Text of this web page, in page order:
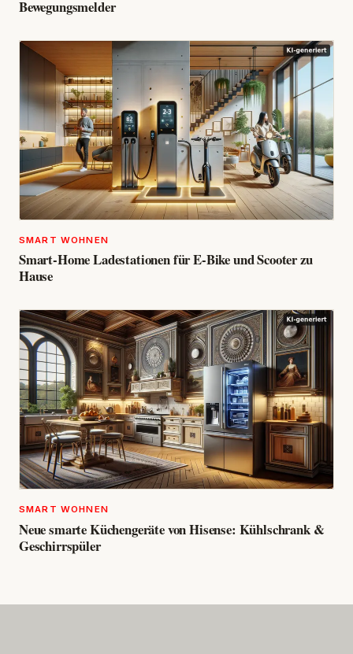
Bewegungsmelder
SMART WOHNEN
Smart-Home Ladestationen für E-Bike und Scooter zu
Hause
SMART WOHNEN
Neue smarte Küchengeräte von Hisense: Kühlschrank &
Geschirrspüler